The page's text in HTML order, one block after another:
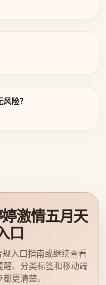
险？
激情五月天
口
入口指南或继续查看
、分类标签和移动端
更清楚。